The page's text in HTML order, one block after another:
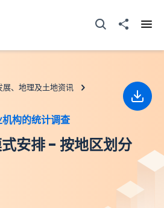
打开搜寻器分享至
展、地理及土地资讯
构的统计调查
安排 - 按地区划分
下载